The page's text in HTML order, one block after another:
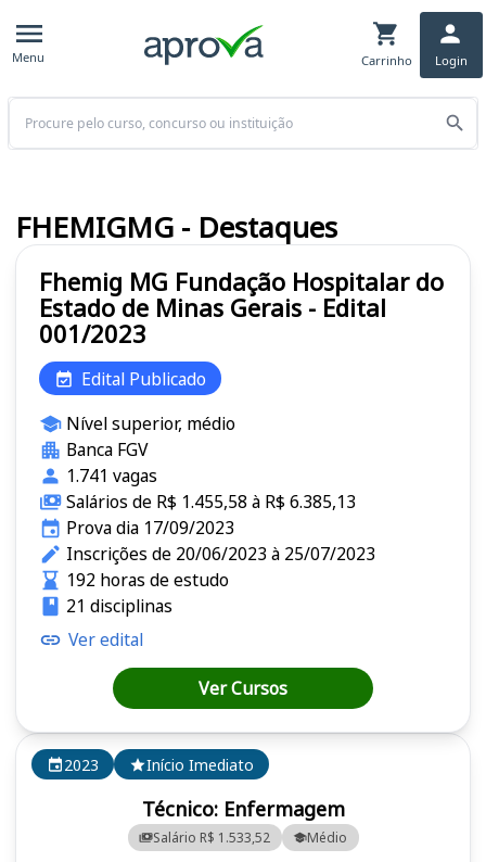
Menu Carrinho Login
Buscar
2023 Início Imediato
Técnico: Enfermagem
Salário R$ 1.533,52 Médio
Fhemig MG Fundação Hospitalar do
Estado de Minas Gerais - Edital
001/2023
Edital Publicado
Nível superior, médio
Banca FGV
1.741 vagas
Salários de R$ 1.455,58 à R$ 6.385,13
Prova dia 17/09/2023
Inscrições de 20/06/2023 à 25/07/2023
192 horas de estudo
21 disciplinas
Ver edital
Ver Cursos
FHEMIGMG - Destaques